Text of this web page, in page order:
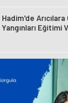
Hadim'de Arıcılara
Yangınları Eğitimi